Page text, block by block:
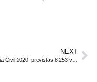
NEXT
Polícia Civil 2020: previstas 8.253 vagas em todo país. Confira!